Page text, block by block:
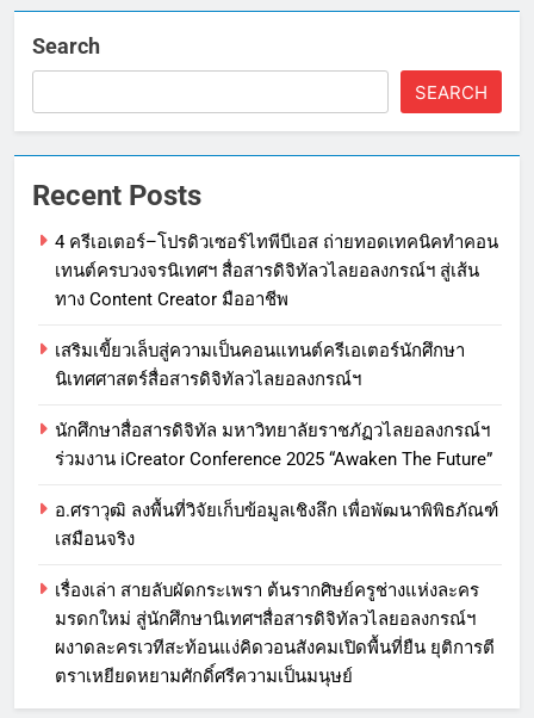
Search
SEARCH
Recent Posts
4 ครีเอเตอร์–โปรดิวเซอร์ไทพีบีเอส ถ่ายทอดเทคนิคทำคอน
เทนต์ครบวงจรนิเทศฯ สื่อสารดิจิทัลวไลยอลงกรณ์ฯ สู่เส้น
ทาง Content Creator มืออาชีพ
เสริมเขี้ยวเล็บสู่ความเป็นคอนแทนต์ครีเอเตอร์นักศึกษา
นิเทศศาสตร์สื่อสารดิจิทัลวไลยอลงกรณ์ฯ
นักศึกษาสื่อสารดิจิทัล มหาวิทยาลัยราชภัฏวไลยอลงกรณ์ฯ
ร่วมงาน iCreator Conference 2025 “Awaken The Future”
อ.ศราวุฒิ ลงพื้นที่วิจัยเก็บข้อมูลเชิงลึก เพื่อพัฒนาพิพิธภัณฑ์
เสมือนจริง
เรื่องเล่า สายลับผัดกระเพรา ต้นรากศิษย์ครูช่างแห่งละคร
มรดกใหม่ สู่นักศึกษานิเทศฯสื่อสารดิจิทัลวไลยอลงกรณ์ฯ
ผงาดละครเวทีสะท้อนแง่คิดวอนสังคมเปิดพื้นที่ยืน ยุติการตี
ตราเหยียดหยามศักดิ์ศรีความเป็นมนุษย์